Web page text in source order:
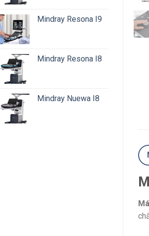
Mindray Resona I9
Mindray Resona I8
Mindray Nuewa I8